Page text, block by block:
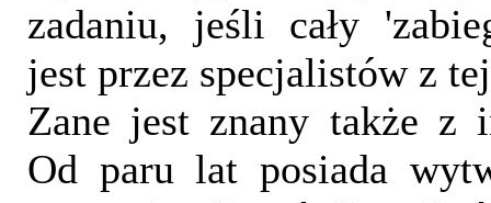
zadaniu, jeśli cały
jest przez specjalistów z
Zane jest znany także z
Od paru lat posiada